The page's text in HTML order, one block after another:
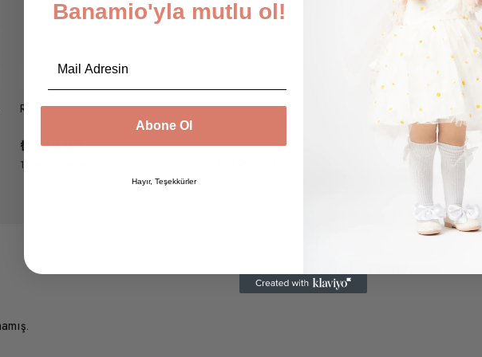
Rosso Bebek Çocuk UV400 Korumalı Güneş Gözlüğü ve Saklama Kabı 1-4 Yaş (Hardal)
₺ 249.90
1 Renk 1 Beden
Franco Bebek Çocuk UV400 Korumalı Güneş Gözlüğü ve Saklama Kabı 1-4 Yaş (Beyaz)
₺ 249.90
1 Renk 1 Beden
Banamio'yla mutlu ol!
Abone Ol
Hayır, Teşekkürler